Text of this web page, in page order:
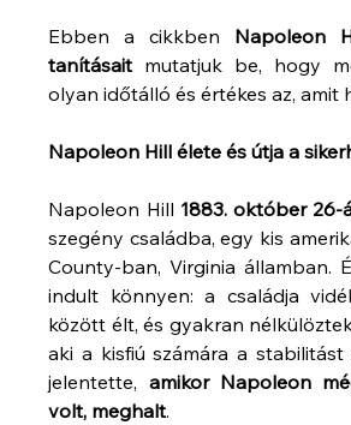
Ebben a cikkben Napoleon
tanításait mutatjuk be, hogy
olyan időtálló és értékes az, amit
Napoleon Hill élete és útja a
Napoleon Hill 1883. október 26-
szegény családba, egy kis
County-ban, Virginia államban.
indult könnyen: a családja
között élt, és gyakran
aki a kisfiú számára a
jelentette, amikor Napoleon
volt, meghalt.